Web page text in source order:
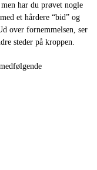
har du prøvet nogle
et hårdere “bid” og
over fornemmelsen, ser
steder på kroppen.